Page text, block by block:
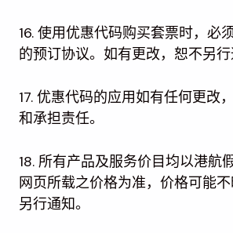
16. 使用优惠代码购买套票时，必
的预订协议。如有更改，恕不另行
17. 优惠代码的应用如有任何更改
和承担责任。
18. 所有产品及服务价目均以港航
网页所载之价格为准，价格可能
另行通知。